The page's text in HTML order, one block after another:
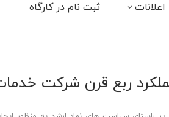
اعلانات ثبت نام در کارگاه
ربع قرن شرکت